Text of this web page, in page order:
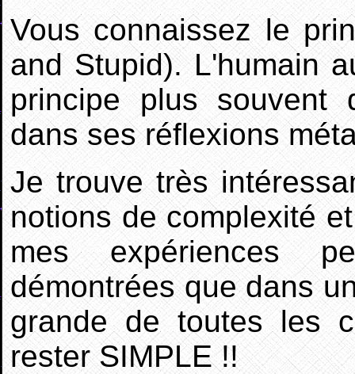
Vous connaissez le
and Stupid). L'humain
principe plus souvent
dans ses réflexions
Je trouve très
notions de complexité
mes expériences
démontrées que dans
grande de toutes les
rester SIMPLE !!